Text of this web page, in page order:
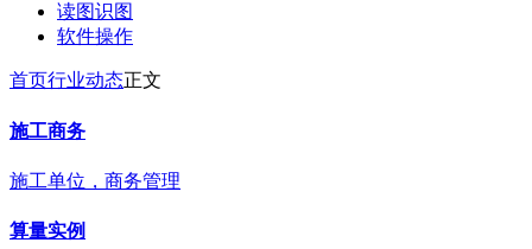
读图识图
软件操作
首页行业动态正文
施工商务
施工单位，商务管理
算量实例